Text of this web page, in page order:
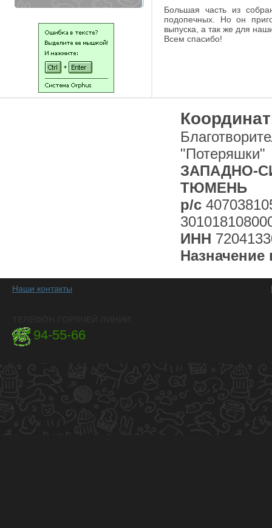
Большая часть из
подопечных. Но он
выпуска, а так же для
Всем спасибо!
"Потеряшки"
ЗАПАДНО-
ТЮМЕНЬ
р/с
ИНН
Назначение
Наши контакты
94-55-66